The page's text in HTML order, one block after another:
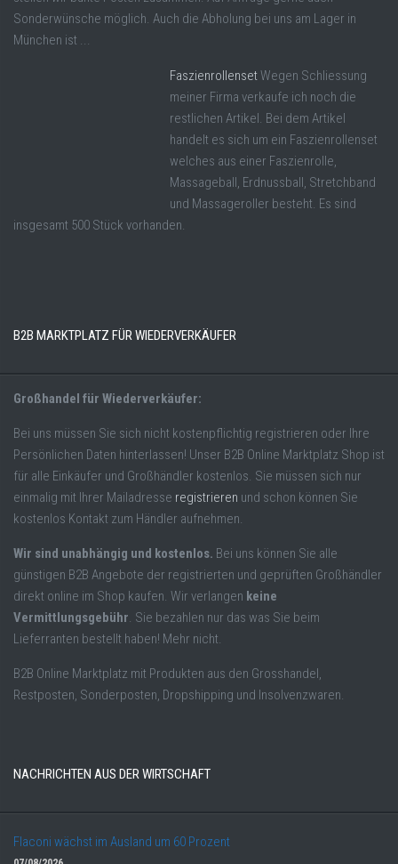
Sonderwünsche möglich. Auch die Abholung bei uns am Lager in
München ist ...
FaszienrollensetWegen Schliessung
meiner Firma verkaufe ich noch die
restlichen Artikel. Bei dem Artikel
handelt es sich um ein Faszienrollenset
welches aus einer Faszienrolle,
Massageball, Erdnussball, Stretchband
und Massageroller besteht. Es sind
insgesamt 500 Stück vorhanden.
B2B MARKTPLATZ FÜR WIEDERVERKÄUFER
Großhandel für Wiederverkäufer:
Bei uns müssen Sie sich nicht kostenpflichtig registrieren oder Ihre
Persönlichen Daten hinterlassen! Unser B2B Online Marktplatz Shop ist
für alle Einkäufer und Großhändler kostenlos. Sie müssen sich nur
einmalig mit Ihrer Mailadresse registrieren und schon können Sie
kostenlos Kontakt zum Händler aufnehmen.
Wir sind unabhängig und kostenlos. Bei uns können Sie alle
günstigen B2B Angebote der registrierten und geprüften Großhändler
direkt online im Shop kaufen. Wir verlangen keine
Vermittlungsgebühr. Sie bezahlen nur das was Sie beim
Lieferranten bestellt haben! Mehr nicht.
B2B Online Marktplatz mit Produkten aus den Grosshandel,
Restposten, Sonderposten, Dropshipping und Insolvenzwaren.
NACHRICHTEN AUS DER WIRTSCHAFT
Flaconi wächst im Ausland um 60 Prozent